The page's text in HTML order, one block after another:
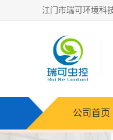
公司首页